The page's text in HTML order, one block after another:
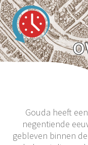
Gouda heeft
negentiende
gebleven binnen